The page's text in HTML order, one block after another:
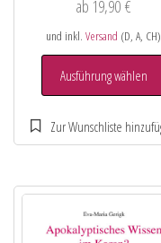
ab 19,90€
und inkl.Versand (D, A, CH)
Ausführung wählen